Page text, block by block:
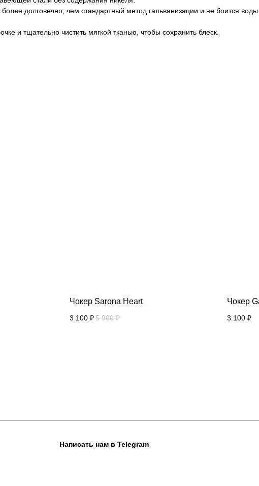
долговечно, чем стандартный метод гальванизации и не боится воды
и тщательно чистить мягкой тканью, чтобы сохранить блеск.
Чокер Sarona Heart
3 100 ₽5 900 ₽
Чокер
3 100 ₽
Написать нам в Telegram